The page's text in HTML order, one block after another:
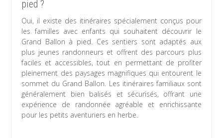
pied ?
Oui, il existe des itinéraires spécialement conçus pour
les familles avec enfants qui souhaitent découvrir le
Grand Ballon à pied. Ces sentiers sont adaptés aux
plus jeunes randonneurs et offrent des parcours plus
faciles et accessibles, tout en permettant de profiter
pleinement des paysages magnifiques qui entourent le
sommet du Grand Ballon. Les itinéraires familiaux sont
généralement bien balisés et sécurisés, offrant une
expérience de randonnée agréable et enrichissante
pour les petits aventuriers en herbe.